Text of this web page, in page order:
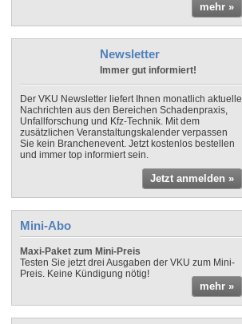
mehr »
Newsletter
Immer gut informiert!
Der VKU Newsletter liefert Ihnen monatlich aktuelle
Nachrichten aus den Bereichen Schadenpraxis,
Unfallforschung und Kfz-Technik. Mit dem
zusätzlichen Veranstaltungskalender verpassen
Sie kein Branchenevent. Jetzt kostenlos bestellen
und immer top informiert sein.
Jetzt anmelden »
Mini-Abo
Maxi-Paket zum Mini-Preis
Testen Sie jetzt drei Ausgaben der VKU zum Mini-
Preis. Keine Kündigung nötig!
mehr »